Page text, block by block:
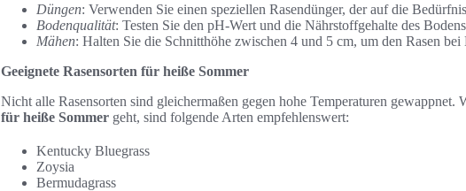
Düngen: Verwenden Sie einen speziellen Rasendünger, der auf die
Bodenqualität: Testen Sie den pH-Wert und die Nährstoffgehalte des
Mähen: Halten Sie die Schnitthöhe zwischen 4 und 5 cm, um den Rasen
Geeignete Rasensorten für heiße Sommer
Nicht alle Rasensorten sind gleichermaßen gegen hohe Temperaturen gewappnet.
für heiße Sommer geht, sind folgende Arten empfehlenswert:
Kentucky Bluegrass
Zoysia
Bermudagrass